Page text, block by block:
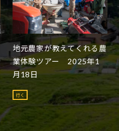
地元農家が教えてくれる農
業体験ツアー 2025年1
月18日
行く